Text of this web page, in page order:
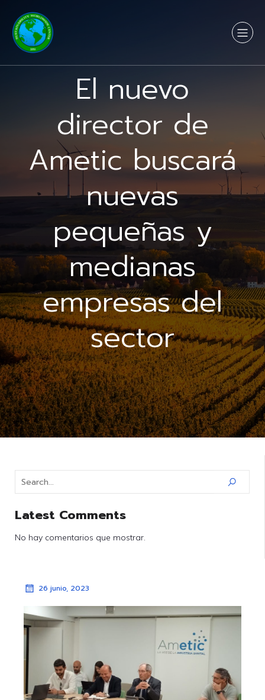
El nuevo
director de
Ametic buscará
nuevas
pequeñas y
medianas
empresas del
sector
Latest Comments
No hay comentarios que mostrar.
26 junio, 2023